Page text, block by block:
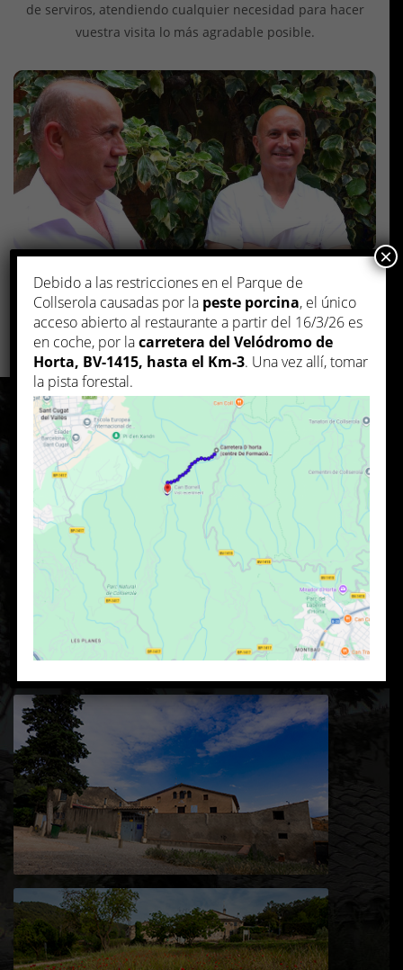
de serviros, atendiendo cualquier necesidad para hacer
vuestra visita lo más agradable posible.
Hermanos Rovira
LA MASIA
Tradición en la cocina, calidez en el trato y la naturaleza
alrededor
Qué es Can Borrell
La masía de Can Borrell se encuentra en un entorno
privilegiado. Situada al término municipal de Sant Cugat
del Vallès, y con una extensión de 216 hectáreas es en
pleno corazón del Parc Natural de Collserola.
Debido a las restricciones en el Parque de
Collserola causadas por la peste porcina, el único
acceso abierto al restaurante a partir del 16/3/26 es
en coche, por lacarretera del Velódromo de
Horta, BV-1415, hasta el Km-3. Una vez allí, tomar
la pista forestal.
×